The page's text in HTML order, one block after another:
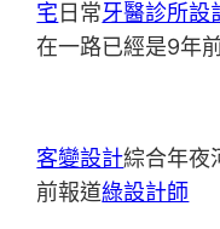
宅 日常牙醫診所設
在一路已經是9年
客變設計綜合年夜
前報道綠設計師